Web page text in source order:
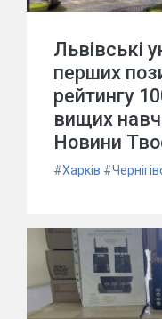
Львівські
перших
рейтингу
вищих
Новини
#Харків #